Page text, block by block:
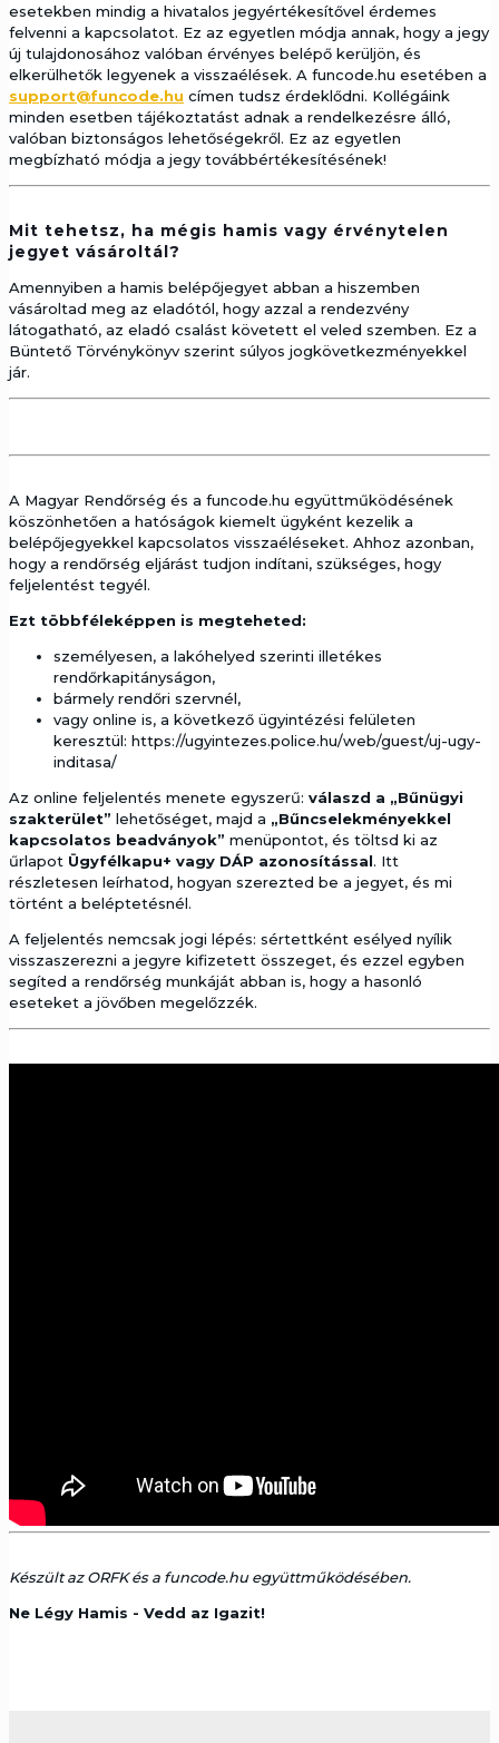
esetekben mindig a hivatalos jegyértékesítővel érdemes
felvenni a kapcsolatot. Ez az egyetlen módja annak, hogy a jegy
új tulajdonosához valóban érvényes belépő kerüljön, és
elkerülhetők legyenek a visszaélések. A funcode.hu esetében a
support@funcode.hu címen tudsz érdeklődni. Kollégáink
minden esetben tájékoztatást adnak a rendelkezésre álló,
valóban biztonságos lehetőségekről. Ez az egyetlen
megbízható módja a jegy továbbértékesítésének!
Mit tehetsz, ha mégis hamis vagy érvénytelen
jegyet vásároltál?
Amennyiben a hamis belépőjegyet abban a hiszemben
vásároltad meg az eladótól, hogy azzal a rendezvény
látogatható, az eladó csalást követett el veled szemben. Ez a
Büntető Törvénykönyv szerint súlyos jogkövetkezményekkel
jár.
A Magyar Rendőrség és a funcode.hu együttműködésének
köszönhetően a hatóságok kiemelt ügyként kezelik a
belépőjegyekkel kapcsolatos visszaéléseket. Ahhoz azonban,
hogy a rendőrség eljárást tudjon indítani, szükséges, hogy
feljelentést tegyél.
Ezt többféleképpen is megteheted:
személyesen, a lakóhelyed szerinti illetékes
rendőrkapitányságon,
bármely rendőri szervnél,
vagy online is, a következő ügyintézési felületen
keresztül: https://ugyintezes.police.hu/web/guest/uj-ugy-
inditasa/
Az online feljelentés menete egyszerű: válaszd a „Bűnügyi
szakterület” lehetőséget, majd a „Bűncselekményekkel
kapcsolatos beadványok” menüpontot, és töltsd ki az
űrlapot Ügyfélkapu+ vagy DÁP azonosítással. Itt
részletesen leírhatod, hogyan szerezted be a jegyet, és mi
történt a beléptetésnél.
A feljelentés nemcsak jogi lépés: sértettként esélyed nyílik
visszaszerezni a jegyre kifizetett összeget, és ezzel egyben
segíted a rendőrség munkáját abban is, hogy a hasonló
eseteket a jövőben megelőzzék.
Készült az ORFK és a funcode.hu együttműködésében.
Ne Légy Hamis - Vedd az Igazit!